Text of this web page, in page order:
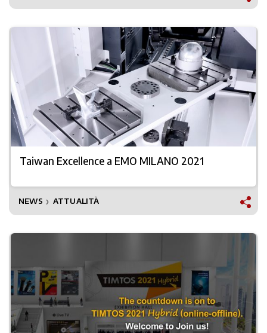
Taiwan Excellence a EMO MILANO 2021
NEWS ❯ ATTUALITÀ